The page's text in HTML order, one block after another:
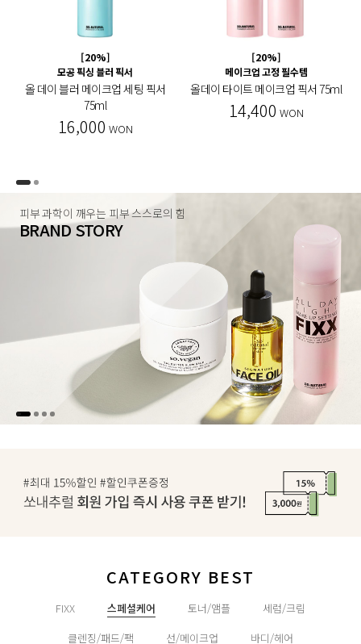
[20%]
모공 픽싱 블러 픽서
올 데이 블러 메이크업 세팅 픽서
75ml
16,000 WON
[20%]
메이크업 고정 필수템
올데이 타이트 메이크업 픽서 75ml
14,400 WON
피부 과학이 깨우는 피부 스스로의 힘
BRAND STORY
CATEGORY BEST
FIXX 스페셜케어 토너/앰플
세럼/크림
클렌징/패드/팩
선/메이크업 바디/헤어